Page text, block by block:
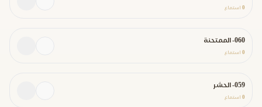
0 استماع
060- الممتحنة
0 استماع
059- الحشر
0 استماع